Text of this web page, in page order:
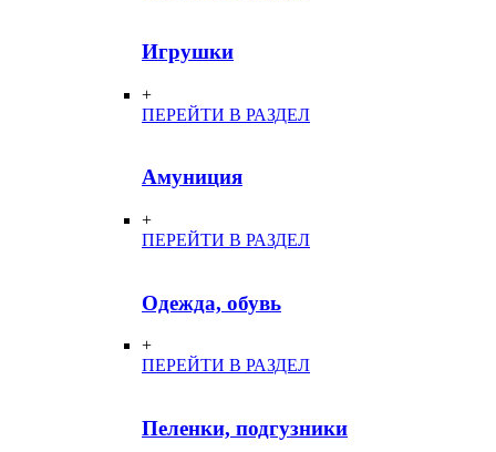
Игрушки
+
ПЕРЕЙТИ В РАЗДЕЛ
Амуниция
+
ПЕРЕЙТИ В РАЗДЕЛ
Одежда, обувь
+
ПЕРЕЙТИ В РАЗДЕЛ
Пеленки, подгузники